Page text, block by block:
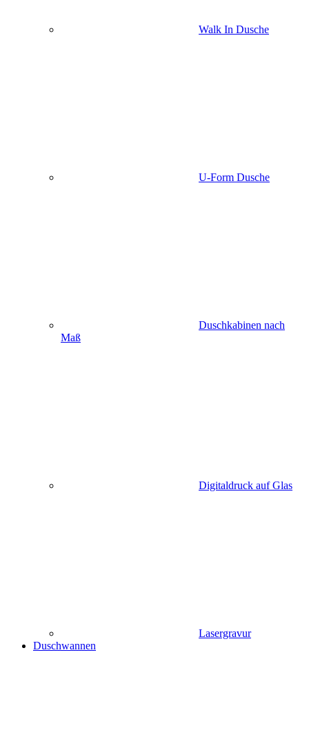
Walk In Dusche
U-Form Dusche
Duschkabinen nach
Maß
Digitaldruck auf Glas
Lasergravur
Duschwannen